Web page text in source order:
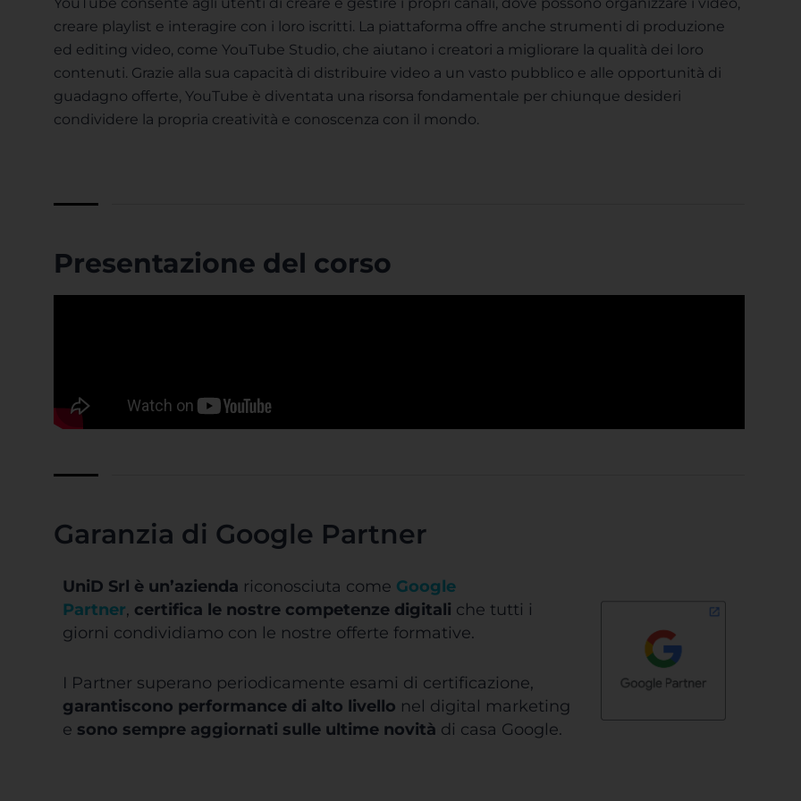
creare playlist e interagire con i loro iscritti. La piattaforma offre anche strumenti di produzione
ed editing video, come YouTube Studio, che aiutano i creatori a migliorare la qualità dei loro
contenuti. Grazie alla sua capacità di distribuire video a un vasto pubblico e alle opportunità di
guadagno offerte, YouTube è diventata una risorsa fondamentale per chiunque desideri
condividere la propria creatività e conoscenza con il mondo.
Presentazione del corso
Garanzia di Google Partner
UniD Srl è un’azienda riconosciuta come Google
Partner, certifica le nostre competenze digitali che tutti i
giorni condividiamo con le nostre offerte formative.
I Partner superano periodicamente esami di certificazione,
garantiscono performance di alto livello nel digital marketing
e sono sempre aggiornati sulle ultime novità di casa Google.